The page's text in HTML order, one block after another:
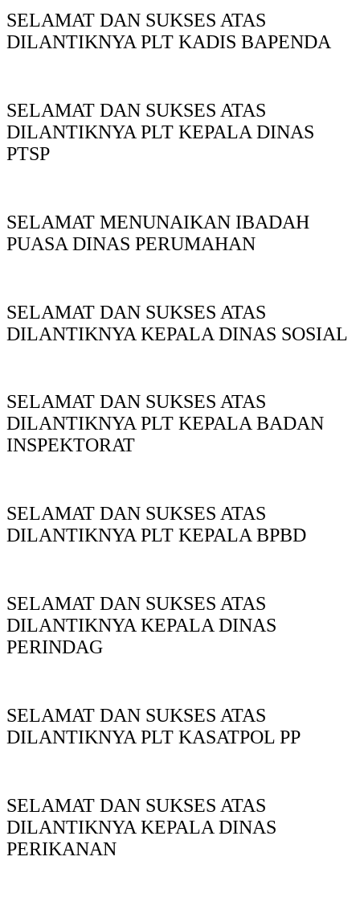
SELAMAT DAN SUKSES ATAS
DILANTIKNYA PLT KADIS BAPENDA
SELAMAT DAN SUKSES ATAS
DILANTIKNYA PLT KEPALA DINAS
PTSP
SELAMAT MENUNAIKAN IBADAH
PUASA DINAS PERUMAHAN
SELAMAT DAN SUKSES ATAS
DILANTIKNYA KEPALA DINAS SOSIAL
SELAMAT DAN SUKSES ATAS
DILANTIKNYA PLT KEPALA BADAN
INSPEKTORAT
SELAMAT DAN SUKSES ATAS
DILANTIKNYA PLT KEPALA BPBD
SELAMAT DAN SUKSES ATAS
DILANTIKNYA KEPALA DINAS
PERINDAG
SELAMAT DAN SUKSES ATAS
DILANTIKNYA PLT KASATPOL PP
SELAMAT DAN SUKSES ATAS
DILANTIKNYA KEPALA DINAS
PERIKANAN